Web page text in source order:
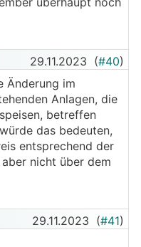
29.11.2023 (#40)
Änderung im
Anlagen, die
betreffen
das bedeuten,
entsprechend der
nicht über dem
29.11.2023 (#41)